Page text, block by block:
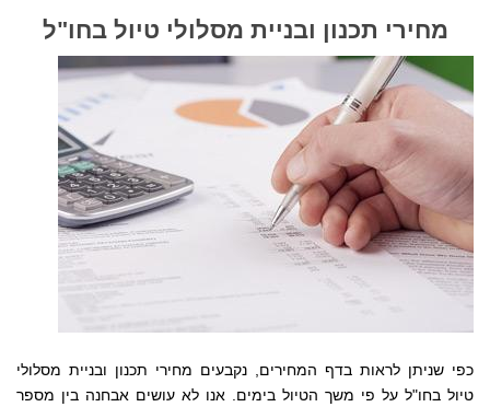
מחירי תכנון ובניית מסלולי טיול בחו"ל
כפי שניתן לראות בדף המחירים, נקבעים מחירי תכנון ובניית מסלולי
טיול בחו"ל על פי משך הטיול בימים. אנו לא עושים אבחנה בין מספר